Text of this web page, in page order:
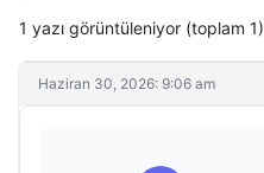
1 yazı görüntüleniyor (toplam 1)
Haziran 30, 2026: 9:06 am